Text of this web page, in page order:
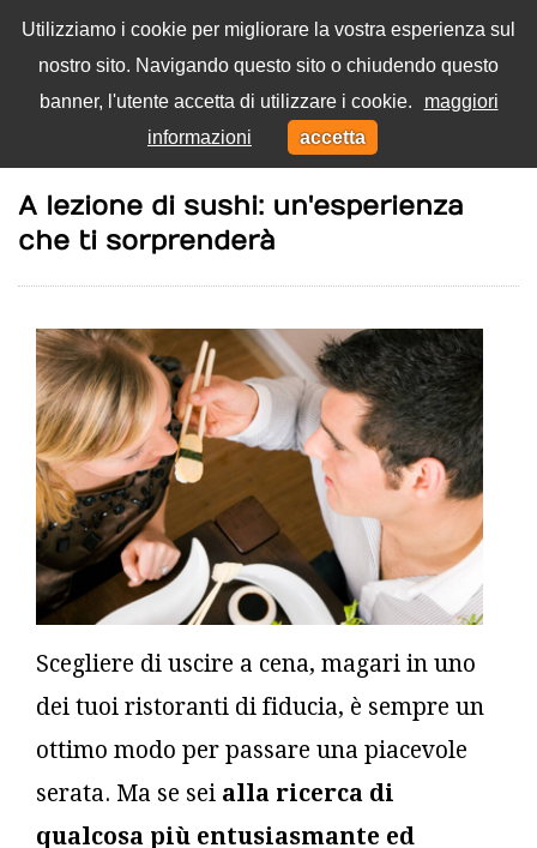
Utilizziamo i cookie per migliorare la vostra esperienza sul
nostro sito. Navigando questo sito o chiudendo questo
banner, l'utente accetta di utilizzare i cookie.
maggiori
informazioni
accetta
Menu
A lezione di sushi: un'esperienza
che ti sorprenderà
Scegliere di uscire a cena, magari in uno
dei tuoi ristoranti di fiducia, è sempre un
ottimo modo per passare una piacevole
serata. Ma se sei alla ricerca di
qualcosa più entusiasmante ed